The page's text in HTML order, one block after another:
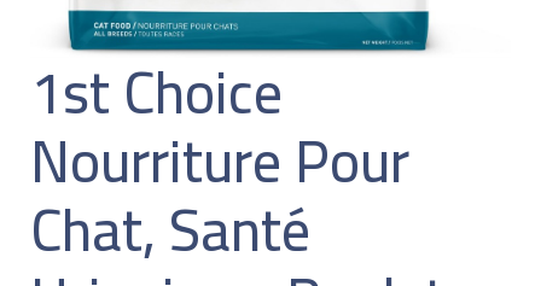
1st Choice
Nourriture Pour
Chat, Santé